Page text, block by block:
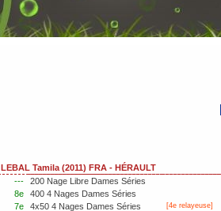
LEBAL Tamila (2011) FRA - HÉRAULT
---
200 Nage Libre Dames Séries
8e
400 4 Nages Dames Séries
7e
4x50 4 Nages Dames Séries [4e relayeuse]